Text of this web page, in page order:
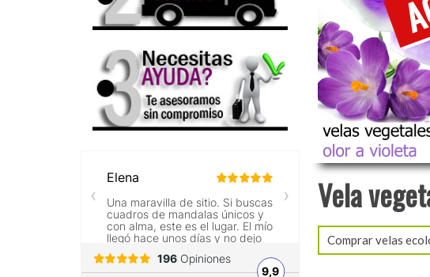
Vela
Comprar velas